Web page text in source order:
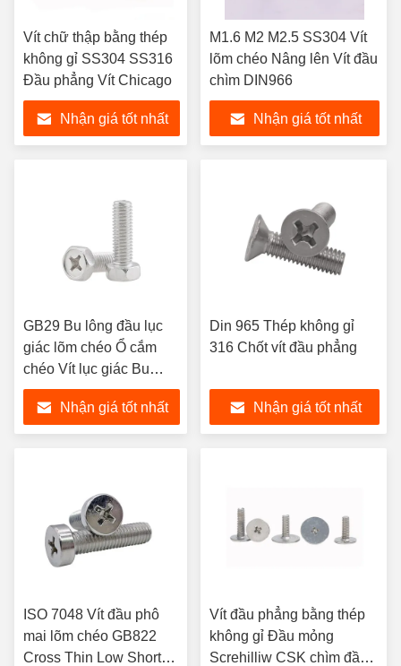
Vít chữ thập bằng thép
không gỉ SS304 SS316
Đầu phẳng Vít Chicago
Nhận giá tốt nhất
M1.6 M2 M2.5 SS304 Vít
lõm chéo Nâng lên Vít đầu
chìm DIN966
Nhận giá tốt nhất
GB29 Bu lông đầu lục
giác lõm chéo Ổ cắm
chéo Vít lục giác Bu
lông lục giác có hốc
chéo trên đầu
Nhận giá tốt nhất
Din 965 Thép không gỉ
316 Chốt vít đầu phẳng
Nhận giá tốt nhất
ISO 7048 Vít đầu phô
mai lõm chéo GB822
Cross Thin Low Short
Vít đầu phẳng bằng thép
không gỉ Đầu mỏng
Screhilliw CSK chìm đầu